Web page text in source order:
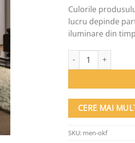
Culorile
lucru depinde
iluminare din
Cantitate Șemineu
CERE MAI
SKU: men-okf